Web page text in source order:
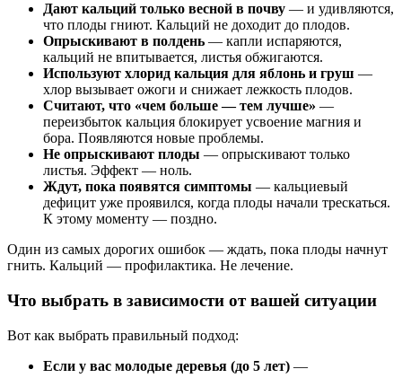
Дают кальций только весной в почву — и удивляются,
что плоды гниют. Кальций не доходит до плодов.
Опрыскивают в полдень — капли испаряются,
кальций не впитывается, листья обжигаются.
Используют хлорид кальция для яблонь и груш —
хлор вызывает ожоги и снижает лежкость плодов.
Считают, что «чем больше — тем лучше» —
переизбыток кальция блокирует усвоение магния и
бора. Появляются новые проблемы.
Не опрыскивают плоды — опрыскивают только
листья. Эффект — ноль.
Ждут, пока появятся симптомы — кальциевый
дефицит уже проявился, когда плоды начали трескаться.
К этому моменту — поздно.
Один из самых дорогих ошибок — ждать, пока плоды начнут
гнить. Кальций — профилактика. Не лечение.
Что выбрать в зависимости от вашей ситуации
Вот как выбрать правильный подход:
Если у вас молодые деревья (до 5 лет) —